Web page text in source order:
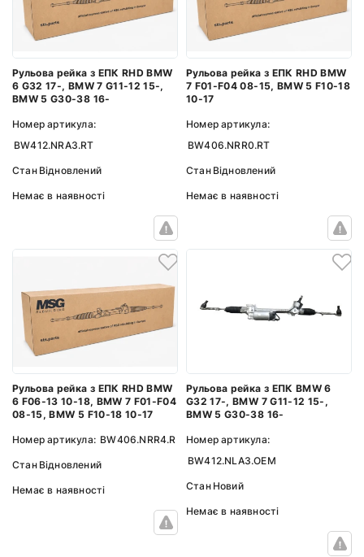
Рульова рейка з ЕПК RHD BMW
6 G32 17-, BMW 7 G11-12 15-,
BMW 5 G30-38 16-
Номер артикула:
BW412.NRA3.RT
Стан Відновлений
Немає в наявності
Рульова рейка з ЕПК RHD BMW
7 F01-F04 08-15, BMW 5 F10-18
10-17
Номер артикула:
BW406.NRR0.RT
Стан Відновлений
Немає в наявності
Рульова рейка з ЕПК RHD BMW
6 F06-13 10-18, BMW 7 F01-F04
08-15, BMW 5 F10-18 10-17
Номер артикула: BW406.NRR4.R
Стан Відновлений
Немає в наявності
Рульова рейка з ЕПК BMW 6
G32 17-, BMW 7 G11-12 15-,
BMW 5 G30-38 16-
Номер артикула:
BW412.NLA3.OEM
Стан Новий
Немає в наявності